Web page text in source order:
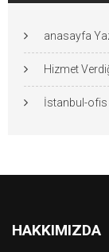
anasayfa
Hizmet
İstanbul-
HAKKIMIZDA